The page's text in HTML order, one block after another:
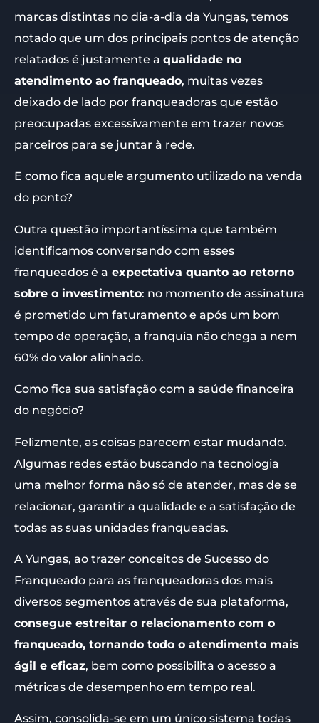
marcas distintas no dia-a-dia da Yungas, temos
notado que um dos principais pontos de atenção
relatados é justamente a qualidade no
atendimento ao franqueado, muitas vezes
deixado de lado por franqueadoras que estão
preocupadas excessivamente em trazer novos
parceiros para se juntar à rede.
E como fica aquele argumento utilizado na venda
do ponto?
Outra questão importantíssima que também
identificamos conversando com esses
franqueados é a expectativa quanto ao retorno
sobre o investimento: no momento de assinatura
é prometido um faturamento e após um bom
tempo de operação, a franquia não chega a nem
60% do valor alinhado.
Como fica sua satisfação com a saúde financeira
do negócio?
Felizmente, as coisas parecem estar mudando.
Algumas redes estão buscando na tecnologia
uma melhor forma não só de atender, mas de se
relacionar, garantir a qualidade e a satisfação de
todas as suas unidades franqueadas.
A Yungas, ao trazer conceitos de Sucesso do
Franqueado para as franqueadoras dos mais
diversos segmentos através de sua plataforma,
consegue estreitar o relacionamento com o
franqueado, tornando todo o atendimento mais
ágil e eficaz, bem como possibilita o acesso a
métricas de desempenho em tempo real.
Assim, consolida-se em um único sistema todas